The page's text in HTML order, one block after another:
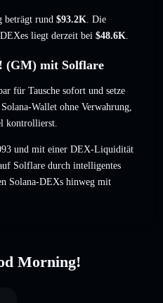
beträgt rund $93.2K. Die
liegt derzeit bei $48.6K.
(GM) mit Solflare
für Tausche sofort und setze
Wallet ohne Verwahrung,
kontrollierst.
und mit einer DEX-Liquidität
Solflare durch intelligentes
Solana-DEXs hinweg mit
Morning!